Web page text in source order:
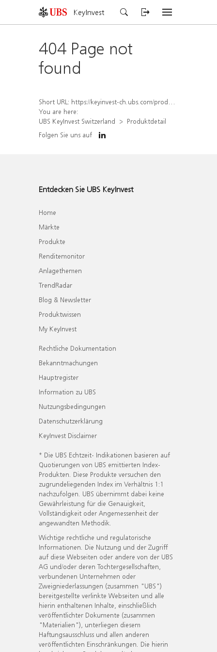
KeyInvest
404 Page not
found
Short URL: https://keyinvest-ch.ubs.com/produkt/detail/index/isin/CH1578823259
You are here:
UBS KeyInvest Switzerland
Produktdetail
Folgen Sie uns auf
Entdecken Sie UBS KeyInvest
Home
Märkte
Produkte
Renditemonitor
Anlagethemen
TrendRadar
Blog & Newsletter
Produktwissen
My KeyInvest
Rechtliche Dokumentation
Bekanntmachungen
Hauptregister
Information zu UBS
Nutzungsbedingungen
Datenschutzerklärung
KeyInvest Disclaimer
* Die UBS Echtzeit- Indikationen basieren auf
Quotierungen von UBS emittierten Index-
Produkten. Diese Produkte versuchen den
zugrundeliegenden Index im Verhältnis 1:1
nachzufolgen. UBS übernimmt dabei keine
Gewährleistung für die Genauigkeit,
Vollständigkeit oder Angemessenheit der
angewandten Methodik.
Wichtige rechtliche und regulatorische
Informationen. Die Nutzung und der Zugriff
auf diese Webseiten oder andere von der UBS
AG und/oder deren Tochtergesellschaften,
verbundenen Unternehmen oder
Zweigniederlassungen (zusammen "UBS")
bereitgestellte verlinkte Webseiten und alle
hierin enthaltenen Inhalte, einschließlich
veröffentlichter Dokumente (zusammen
"Materialien"), unterliegen diesem
Haftungsausschluss und allen anderen
veröffentlichten Einschränkungen. Die hierin